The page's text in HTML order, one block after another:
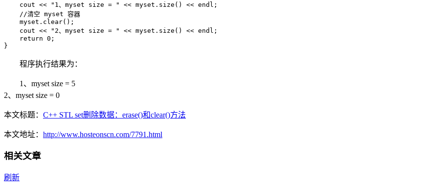
    cout << "1、myset size = " << myset.size() << endl;
    //清空 myset 容器
    myset.clear();
    cout << "2、myset size = " << myset.size() << endl;
    return 0;
}
程序执行结果为：
1、myset size = 5
2、myset size = 0
本文标题： C++ STL set删除数据：erase()和clear()方法
本文地址： http://www.hosteonscn.com/7791.html
相关文章
刷新